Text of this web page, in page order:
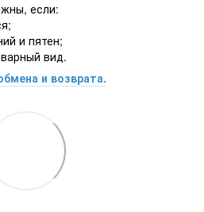
если:
и пятен;
вид.
и возврата.